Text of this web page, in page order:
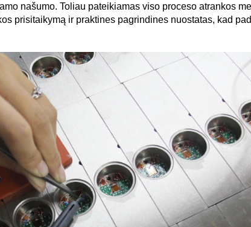
našumo. Toliau pateikiamas viso proceso atrankos
prisitaikymą ir praktines pagrindines nuostatas, kad